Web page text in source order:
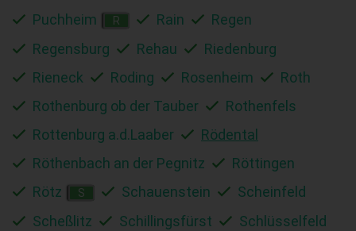
Puchheim
R Rain
Regen
Regensburg
Rehau
Riedenburg
Rieneck
Roding Rosenheim
Roth
Rothenburg ob der Tauber
Rothenfels
Rottenburg a.d.Laaber
Rödental
Röthenbach an der Pegnitz
Röttingen
Rötz
S Schauenstein
Scheinfeld
Scheßlitz
Schillingsfürst
Schlüsselfeld